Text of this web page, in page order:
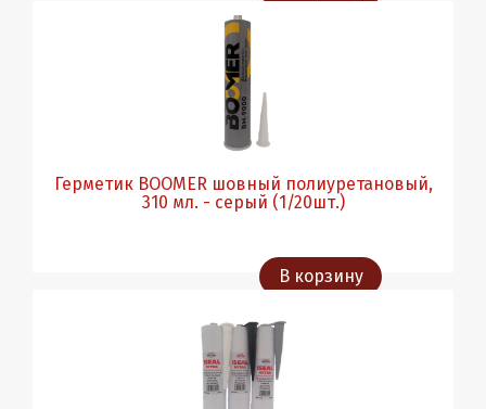
Герметик BOOMER шовный полиуретановый,
310 мл. - серый (1/20шт.)
В корзину